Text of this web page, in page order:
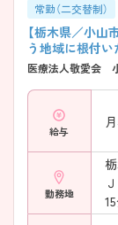
常勤（二交替制）
【栃木県／小
う地域に根付い
医療法人敬愛会
給与
勤務地